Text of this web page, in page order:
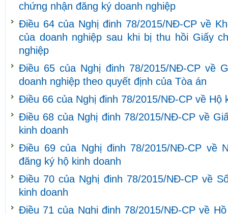
chứng nhận đăng ký doanh nghiệp
Điều 64 của Nghị đinh 78/2015/NĐ-CP về
của doanh nghiệp sau khi bị thu hồi Giấy
nghiệp
Điều 65 của Nghị đinh 78/2015/NĐ-CP về
doanh nghiệp theo quyết định của Tòa án
Điều 66 của Nghị đinh 78/2015/NĐ-CP về Hộ
Điều 68 của Nghị đinh 78/2015/NĐ-CP về
kinh doanh
Điều 69 của Nghị đinh 78/2015/NĐ-CP về
đăng ký hộ kinh doanh
Điều 70 của Nghị đinh 78/2015/NĐ-CP về
kinh doanh
Điều 71 của Nghị đinh 78/2015/NĐ-CP về